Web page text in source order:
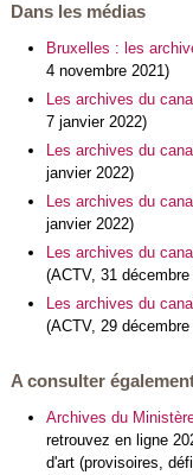
Dans les médias
Bruxelles : les
4 novembre 2021)
Les archives du
7 janvier 2022)
Les archives du
janvier 2022)
Les archives du
janvier 2022)
Les archives du
(ACTV, 31 décembre
Les archives du
(ACTV, 29 décembre
A consulter
Archives du
retrouvez en ligne
d'art (provisoires,